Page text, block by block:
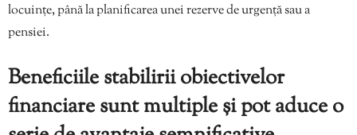
locuințe, până la planificarea unei rezerve de urgență sau a
pensiei.
Beneficiile stabilirii obiectivelor
financiare sunt multiple și pot aduce o